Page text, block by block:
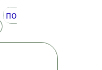
по